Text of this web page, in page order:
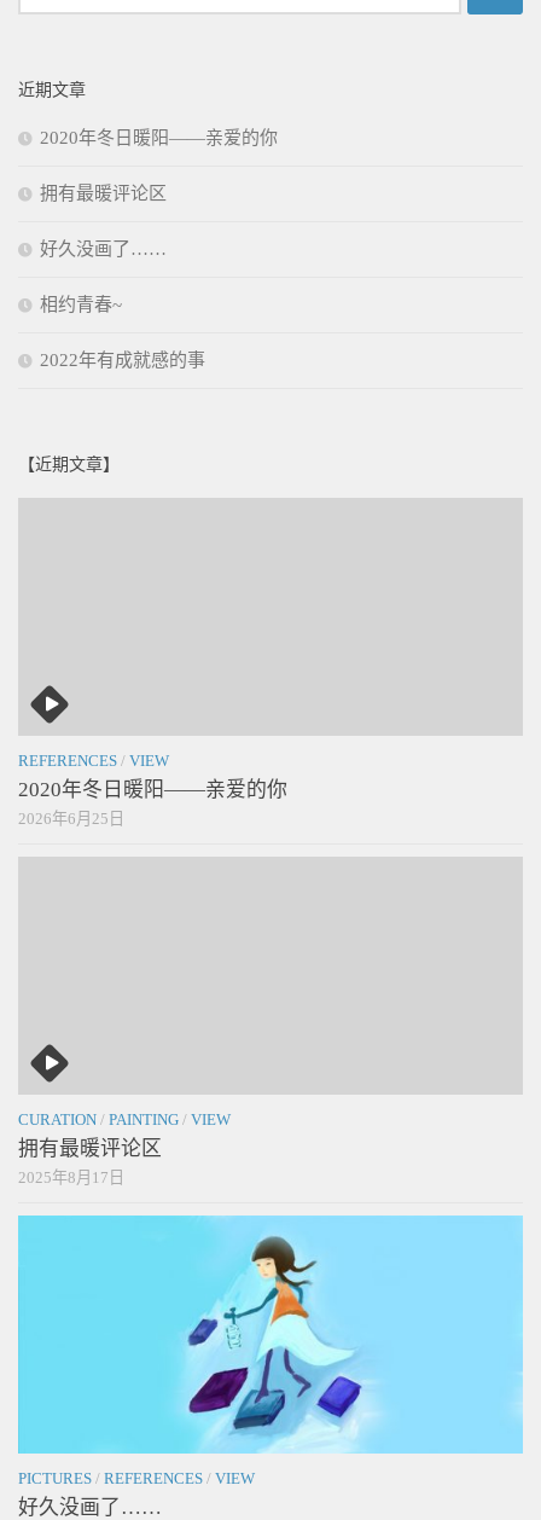
索：
近期文章
2020年冬日暖阳——亲爱的你
拥有最暖评论区
好久没画了……
相约青春~
2022年有成就感的事
【近期文章】
REFERENCES / VIEW
2020年冬日暖阳——亲爱的你
2026年6月25日
CURATION / PAINTING / VIEW
拥有最暖评论区
2025年8月17日
PICTURES / REFERENCES / VIEW
好久没画了……